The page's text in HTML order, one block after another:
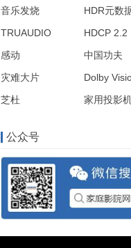
音乐发烧
HDR元数
TRUAUDIO
HDCP 2.2
感动
中国功夫
灾难大片
Dolby
芝杜
公众号